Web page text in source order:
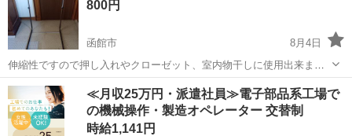
800円
函館市
8月4日
伸縮性ですので押し入れやクローゼット、室内物干しに使用出来ま
す。 軽いので持ち運びが楽で、安定感も有ります。 中古品にご理解の
上、ご検討下さい。 おまとめ値引き致します。 よろしくお願いしま
す。
北海道 函館市 洗濯用品
≪月収25万円・派遣社員≫電子部品系工場で
の機械操作・製造オペレーター 交替制
時給1,141円